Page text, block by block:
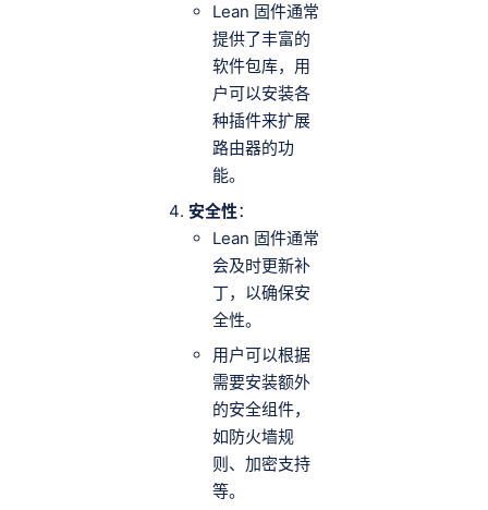
Lean 固件通常
提供了丰富的
软件包库，用
户可以安装各
种插件来扩展
路由器的功
能。
安全性：
Lean 固件通常
会及时更新补
丁，以确保安
全性。
用户可以根据
需要安装额外
的安全组件，
如防火墙规
则、加密支持
等。